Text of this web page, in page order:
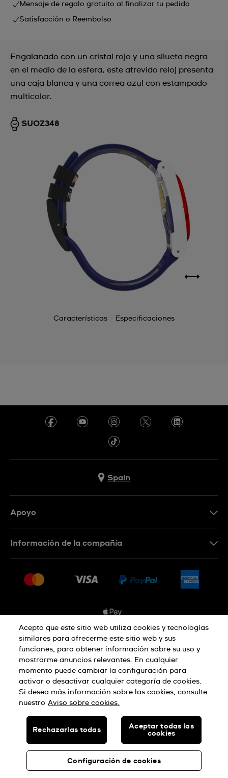
Mensaje de regalo gratuito al finalizar tu pedido
Satisfacción o Reembolso
Engalanado con un cristal rojo y una silueta negra
en el medio de la esfera, este atrevido reloj presenta
una caja blanca y una correa azul con estampado
multicolor.
SUOZ348
Características Especificaciones
Spain
Apoyo
Devoluciones
Sistema de información
Desistimiento del contrato
Información de la compañía
Empleo
Aviso de privacidad Aviso sobre cookies
Términos de uso
SWISS MADE
© SWATCH AG 2026, TODOS LOS DERECHOS RESERVADOS:
Acepto que este sitio web utiliza cookies y tecnologías
similares para ofrecerme este sitio web y sus
funciones, para obtener información sobre su uso y
mostrarme anuncios relevantes. En cualquier
momento puede cambiar la configuración para
activar o desactivar cualquier categoría de cookies.
Si desea más información sobre las cookies, consulte
nuestro Aviso sobre cookies.
Configuración de cookies
Rechazarlas todas
Aceptar todas las
cookies